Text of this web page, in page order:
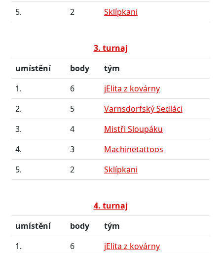
5.
2 Sklípkani
3. turnaj
umístění
body
tým
1.
6
jElita z kovárny
2.
5
Varnsdorfský Sedláci
3.
4
Mistři Sloupáku
4.
3
Machinetattoos
5.
2 Sklípkani
4. turnaj
umístění
body
tým
1.
6
jElita z kovárny